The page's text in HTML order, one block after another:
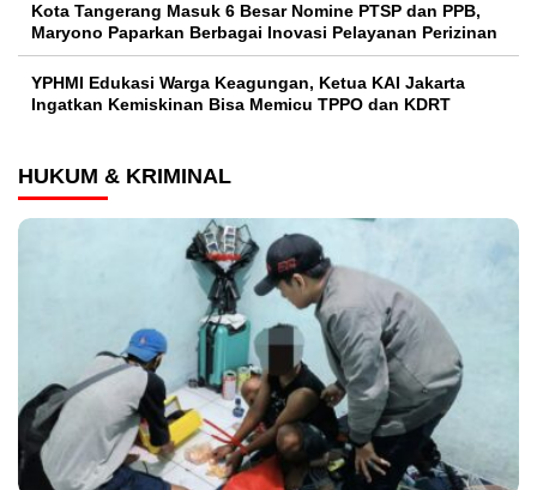
Kota Tangerang Masuk 6 Besar Nomine PTSP dan PPB,
Maryono Paparkan Berbagai Inovasi Pelayanan Perizinan
YPHMI Edukasi Warga Keagungan, Ketua KAI Jakarta
Ingatkan Kemiskinan Bisa Memicu TPPO dan KDRT
HUKUM & KRIMINAL